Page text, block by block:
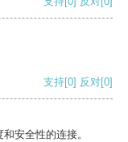
支持[0] 反对[0]
安全性的连接。